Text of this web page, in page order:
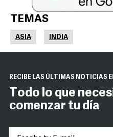
TEMAS
ASIA INDIA
RECIBE LAS ÚLTIMAS NOTICIAS
Todo lo que
comenzar tu día